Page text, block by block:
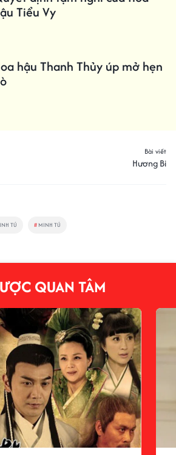
Tiểu Vy
hậu Thanh Thủy úp mở hẹn
Bài viết
Hương Bi
TÚ # MINH TÚ
QUAN TÂM